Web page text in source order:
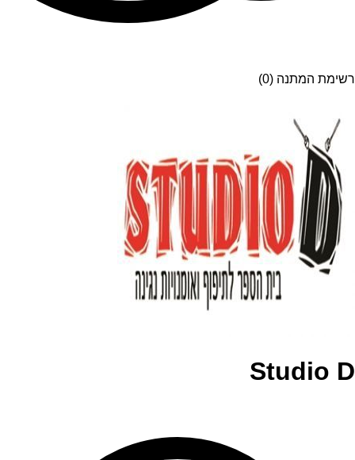
רשימת המתנה (0)
Studio D